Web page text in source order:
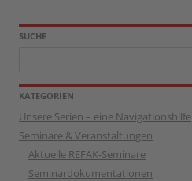
SUCHE
KATEGORIEN
Unsere Serien – eine Navigationshilfe
Seminare & Veranstaltungen
Aktuelle REFAK-Seminare
Seminardokumentationen